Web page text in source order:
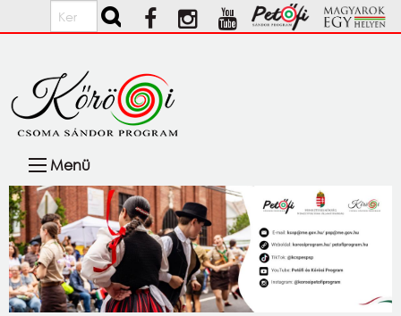
Ugrás a tartalomra
Keresés
navigáció
Menü